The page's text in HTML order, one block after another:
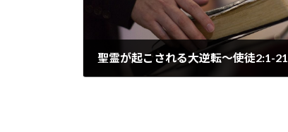
聖霊が起こされる大逆転～使徒2:1-21